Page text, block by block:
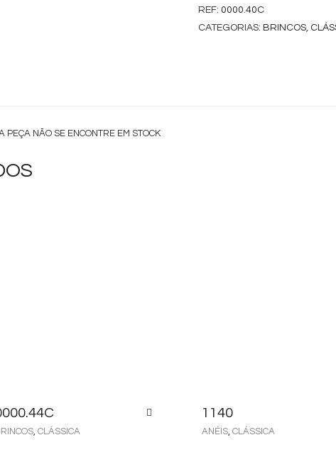
REF: 0000.40C
CATEGORIAS: BRINCOS,
PEÇA NÃO SE ENCONTRE EM STOCK
, CLÁSSICA
1140
ANÉIS CLÁSSICA